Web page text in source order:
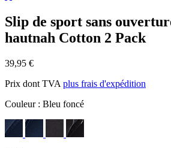
Slip de sport sans
hautnah Cotton 2 Pack
39,95 €
Prix dont TVA plus frais d'expédition
Couleur : Bleu foncé